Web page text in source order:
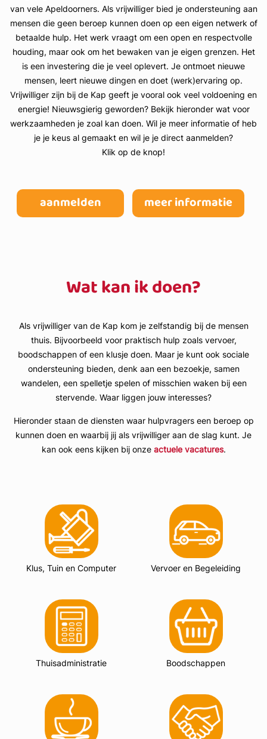
van vele Apeldoorners. Als vrijwilliger bied je ondersteuning aan
mensen die geen beroep kunnen doen op een eigen netwerk of
betaalde hulp. Het werk vraagt om een open en respectvolle
houding, maar ook om het bewaken van je eigen grenzen. Het
is een investering die je veel oplevert. Je ontmoet nieuwe
mensen, leert nieuwe dingen en doet (werk)ervaring op.
Vrijwilliger zijn bij de Kap geeft je vooral ook veel voldoening en
energie! Nieuwsgierig geworden? Bekijk hieronder wat voor
werkzaamheden je zoal kan doen. Wil je meer informatie of heb
je je keus al gemaakt en wil je je direct aanmelden?
Klik op de knop!
aanmelden meer informatie
Wat kan ik doen?
Als vrijwilliger van de Kap kom je zelfstandig bij de mensen
thuis. Bijvoorbeeld voor praktisch hulp zoals vervoer,
boodschappen of een klusje doen. Maar je kunt ook sociale
ondersteuning bieden, denk aan een bezoekje, samen
wandelen, een spelletje spelen of misschien waken bij een
stervende. Waar liggen jouw interesses?
Hieronder staan de diensten waar hulpvragers een beroep op
kunnen doen en waarbij jij als vrijwilliger aan de slag kunt. Je
kan ook eens kijken bij onze actuele vacatures.
Klus, Tuin en Computer Vervoer en Begeleiding
Thuisadministratie Boodschappen